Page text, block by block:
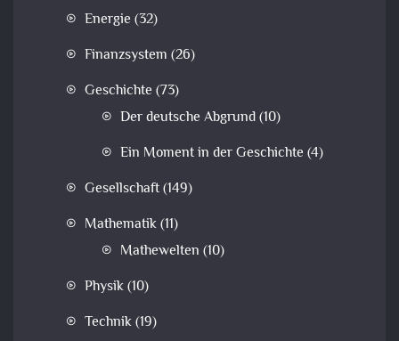
Energie (32)
Finanzsystem (26)
Geschichte (73)
Der deutsche Abgrund(10)
Ein Moment in der Geschichte (4)
Gesellschaft(149)
Mathematik(11)
Mathewelten (10)
Physik(10)
Technik(19)